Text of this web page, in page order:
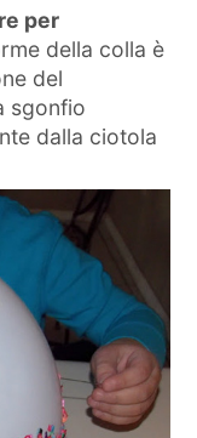
per
della colla è
del
sgonfio
dalla ciotola